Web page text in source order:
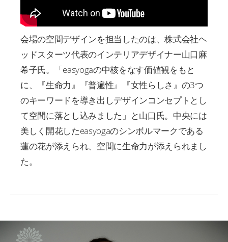
会場の空間デザインを担当したのは、株式会社ヘ
ッドスターツ代表のインテリアデザイナー山口麻
希子氏。「easyogaの中核をなす価値観をもと
に、『生命力』『普遍性』『女性らしさ』の3つ
のキーワードを導き出しデザインコンセプトとし
て空間に落とし込みました」と山口氏。中央には
美しく開花したeasyogaのシンボルマークである
蓮の花が添えられ、空間に生命力が添えられまし
た。